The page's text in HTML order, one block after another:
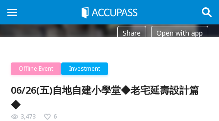
Share Open with app
Offline Event Investment
06/26(五)自地自建小學堂◆老宅延壽設計篇
◆
3,473 6